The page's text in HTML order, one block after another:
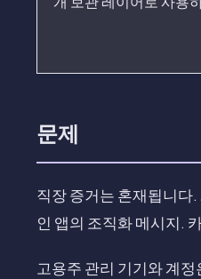
문제
직장 증거는 혼재됩니다
인 앱의 조직화 메시지.
고용주 관리 기기와 계